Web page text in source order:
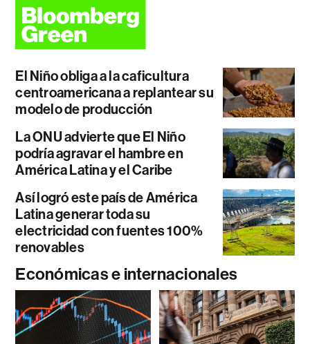
El Niño obliga a la caficultura
centroamericana a replantear su
modelo de producción
La ONU advierte que El Niño
podría agravar el hambre en
América Latina y el Caribe
Así logró este país de América
Latina generar toda su
electricidad con fuentes 100%
renovables
Económicas e internacionales